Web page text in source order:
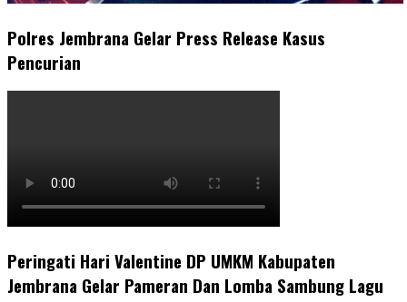
Polres Jembrana Gelar Press Release Kasus
Pencurian
Peringati Hari Valentine DP UMKM Kabupaten
Jembrana Gelar Pameran Dan Lomba Sambung Lagu